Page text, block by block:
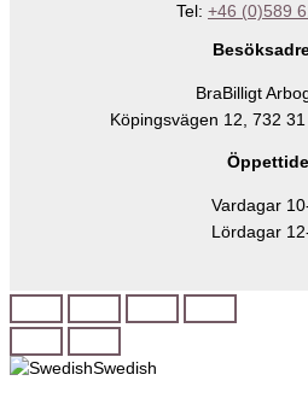
Tel: +46 (0)589
BraBilligt
Köpingsvägen 12, 732
Vardagar
Lördagar
Swedish